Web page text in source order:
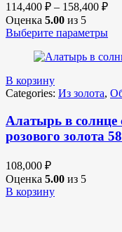
114,400 ₽ – 158,400 ₽
Оценка 5.00 из 5
Выберите параметры
В корзину
Categories: Из золота,
Алатырь в солнце
розового золота
108,000 ₽
Оценка 5.00 из 5
В корзину